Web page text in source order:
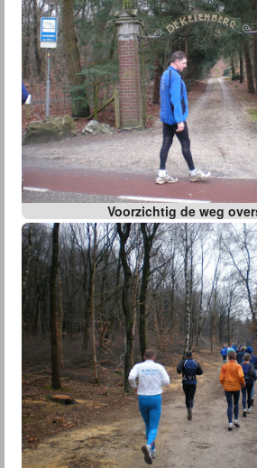
Voorzichtig de weg